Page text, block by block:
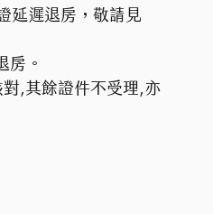
延遲退房，敬請見
房。
對,其餘證件不受理,亦